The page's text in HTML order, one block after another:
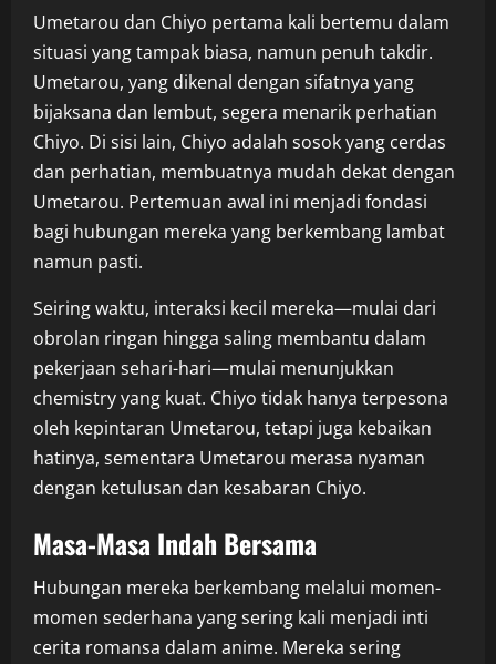
Umetarou dan Chiyo pertama kali bertemu dalam
situasi yang tampak biasa, namun penuh takdir.
Umetarou, yang dikenal dengan sifatnya yang
bijaksana dan lembut, segera menarik perhatian
Chiyo. Di sisi lain, Chiyo adalah sosok yang cerdas
dan perhatian, membuatnya mudah dekat dengan
Umetarou. Pertemuan awal ini menjadi fondasi
bagi hubungan mereka yang berkembang lambat
namun pasti.
Seiring waktu, interaksi kecil mereka—mulai dari
obrolan ringan hingga saling membantu dalam
pekerjaan sehari-hari—mulai menunjukkan
chemistry yang kuat. Chiyo tidak hanya terpesona
oleh kepintaran Umetarou, tetapi juga kebaikan
hatinya, sementara Umetarou merasa nyaman
dengan ketulusan dan kesabaran Chiyo.
Masa-Masa Indah Bersama
Hubungan mereka berkembang melalui momen-
momen sederhana yang sering kali menjadi inti
cerita romansa dalam anime. Mereka sering